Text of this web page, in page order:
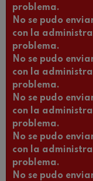
problema.
No se pudo
con la
problema.
No se pudo
con la
problema.
No se pudo
con la
problema.
No se pudo
con la
problema.
No se pudo